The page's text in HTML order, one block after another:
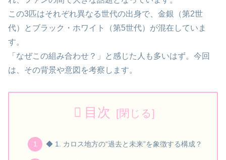
この3匹はそれぞれ異なる世代の出身で、金銀（第2世
代）とブラック・ホワイト（第5世代）が混在していま
す。
「なぜこの組み合わせ？」と感じた人も多いはず。今回
は、その背景や意図を考察します。
目次
◆ 1. カロス地方の“過去と未来”を象徴する構成？